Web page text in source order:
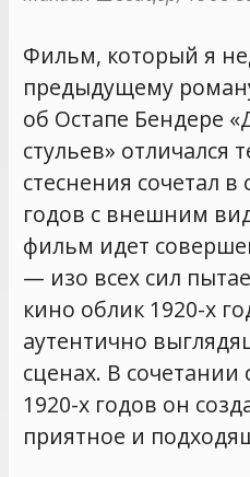
Фильм, который я
предыдущему
об Остапе Бендере
стульев» отличался
стеснения сочетал
годов с внешним
фильм идет
— изо всех сил
кино облик 1920-х
аутентично
сценах. В
1920-х годов он
приятное и